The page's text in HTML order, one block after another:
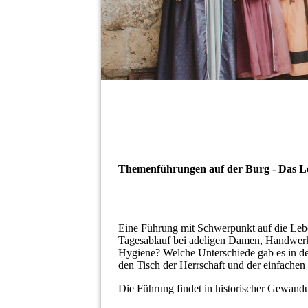
Themenführungen auf der Burg - Das
Eine Führung mit Schwerpunkt auf die
Tagesablauf bei adeligen Damen,
Hygiene? Welche Unterschiede gab es in
den Tisch der Herrschaft und der einfachen
Die Führung findet in historischer